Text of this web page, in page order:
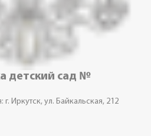
детский сад №
Иркутск, ул. Байкальская, 212